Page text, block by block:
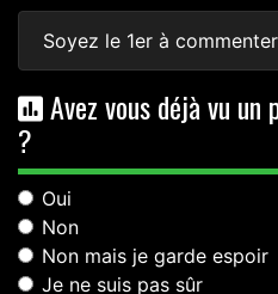
Soyez le 1er à
Avez vous déjà vu un
?
Oui
Non
Non mais je garde espoir
Je ne suis pas sûr